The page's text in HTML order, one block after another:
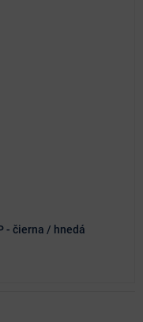
- čierna / hnedá